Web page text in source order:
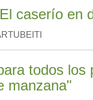
caserío en
todos los
manzana"